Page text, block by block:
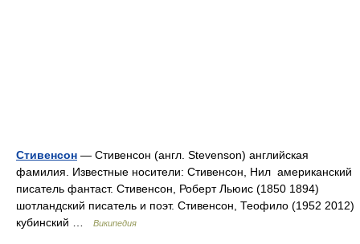
Стивенсон — Стивенсон (англ. Stevenson) английская
фамилия. Известные носители: Стивенсон, Нил американский
писатель фантаст. Стивенсон, Роберт Льюис (1850 1894)
шотландский писатель и поэт. Стивенсон, Теофило (1952 2012)
кубинский …
Википедия